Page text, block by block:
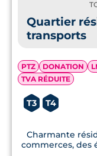
Quartier
transports
PTZ DONATION
TVA RÉDUITE
T3 T4
Charmante
commerces, des